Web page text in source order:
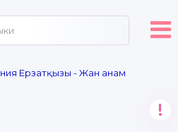
Ерзатқызы - Жан анам
!